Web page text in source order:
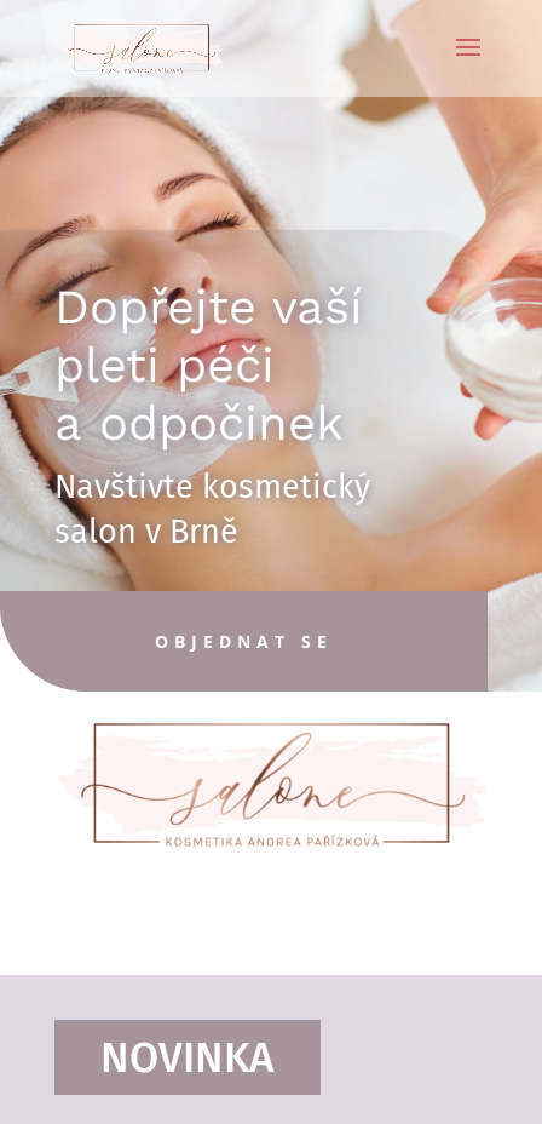
Dopřejte vaší
pleti péči
a odpočinek
Navštivte kosmetický
salon v Brně
OBJEDNAT SE
NOVINKA